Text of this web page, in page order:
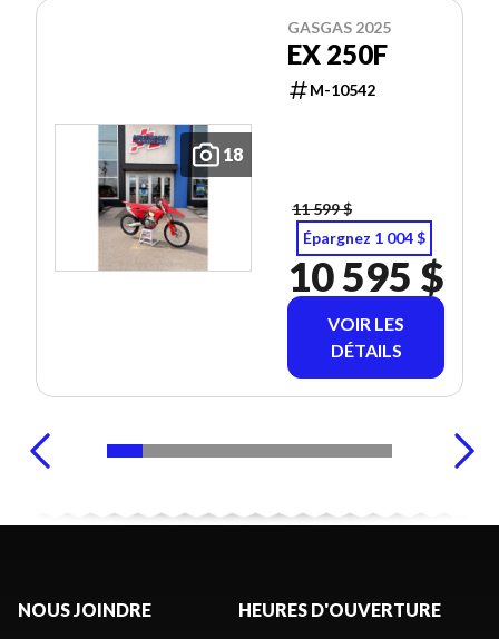
18
GASGAS 2025
EX 250F
M-10542
11 599 $
Épargnez 1 004 $
10 595 $
VOIR LES
DÉTAILS
NOUS JOINDRE HEURES D'OUVERTURE